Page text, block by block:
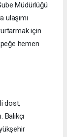
Müdürlüğü
ulaşımı
için
hemen
dost,